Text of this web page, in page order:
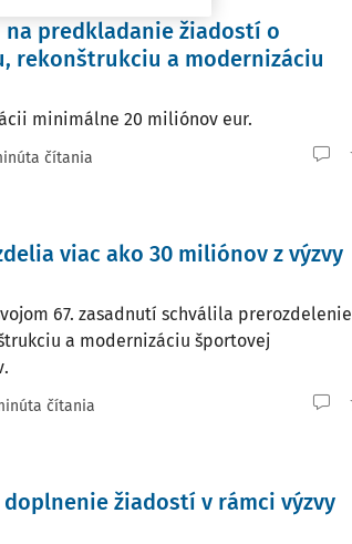
predkladanie žiadostí o
rekonštrukciu a modernizáciu
minimálne 20 miliónov eur.
čítania
viac ako 30 miliónov z výzvy
67. zasadnutí schválila prerozdelenie
a modernizáciu športovej
čítania
žiadostí v rámci výzvy